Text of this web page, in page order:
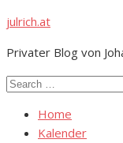
Skip
content
julrich.at
Privater Blog von
Search
Home
Kalender